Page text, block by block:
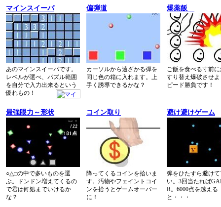
マインスイーパ
あのマインスイーパです。
レベルが選べ、パズル範囲
を自分で入力出来るという
優れもの！
偏弾道
カーソルから遠ざかる弾を
同じ色の箱に入れます。上
手く誘導できるかな？
爆薬飯
ご飯を食べる寸前
すり替え爆破させ
ピード勝負です！
最強眼力～形状
○△□の中で多いものを選
ぶ。ドンドン増えてくるの
で君は何処までいけるか
な？
コイン取り
降ってくるコインを拾いま
す。汚物やフェイントコイ
ンを拾うとゲームオーバー
に！
避け避けゲーム
弾をひたすら避け
い。3回当たれば
R。6000点を越える
と・・・